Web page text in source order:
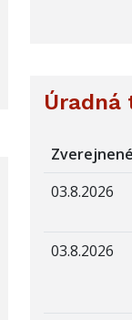
Úradná
Zverejnené
03.8.2026
03.8.2026